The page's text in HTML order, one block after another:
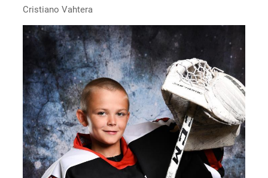
Cristiano Vahtera